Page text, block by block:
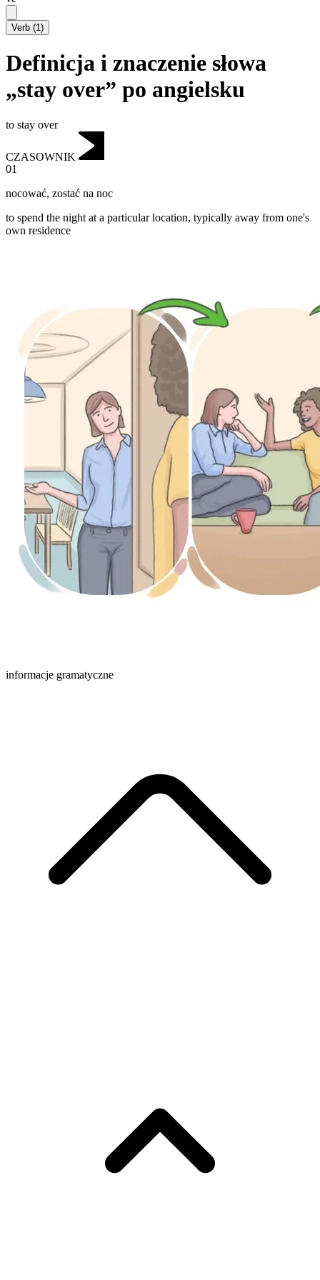
Verb (1)
Definicja i znaczenie słowa
„stay over” po angielsku
to stay over
CZASOWNIK
01
nocować, zostać na noc
to spend the night at a particular location, typically away from one's
own residence
informacje gramatyczne